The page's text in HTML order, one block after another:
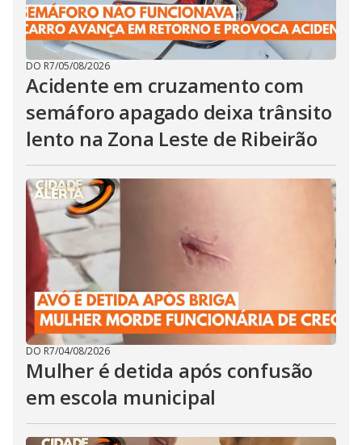
DO R7/05/08/2026
Acidente em cruzamento com
semáforo apagado deixa trânsito
lento na Zona Leste de Ribeirão
DO R7/04/08/2026
Mulher é detida após confusão
em escola municipal